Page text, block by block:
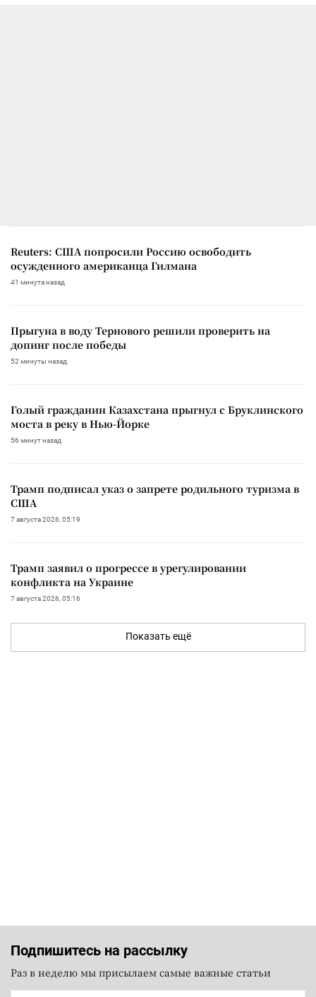
Reuters: США попросили Россию освободить
осужденного американца Гилмана
41 минута назад
Прыгуна в воду Тернового решили проверить на
допинг после победы
52 минуты назад
Голый гражданин Казахстана прыгнул с Бруклинского
моста в реку в Нью-Йорке
56 минут назад
Трамп подписал указ о запрете родильного туризма в
США
7 августа 2026, 05:19
Трамп заявил о прогрессе в урегулировании
конфликта на Украине
7 августа 2026, 05:16
Показать ещё
Подпишитесь на рассылку
Раз в неделю мы присылаем самые важные статьи